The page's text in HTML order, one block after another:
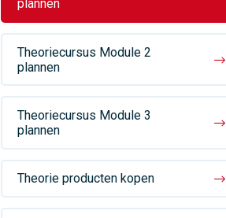
Persoonlijke aandacht staat
bij ons op 1
Al 50 jaar een vertrouwd
adres
vakantieperiode!
Cursussen met en zonder
plannen
Theoriecursus Module 2
plannen
Theoriecursus Module 3
plannen
Theorie producten kopen